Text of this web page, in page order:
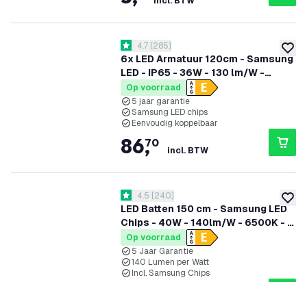
6x LED Armatuur 120cm - Samsung
LED - IP65 - 36W - 130 lm/W -
6500K - Koppelbaar - 5 jaar
garantie
reviews drawer openen
4.7 score sterren
4.7 [285]
Op voorraad
5 jaar garantie
Samsung LED chips
Eenvoudig koppelbaar
86,
70
incl. BTW
LED Batten 150 cm - Samsung LED
Chips - 40W - 140lm/W - 6500K - 5
Jaar Garantie
reviews drawer openen
4.5 score sterren
4.5 [240]
Op voorraad
5 Jaar Garantie
140 Lumen per Watt
Incl. Samsung Chips